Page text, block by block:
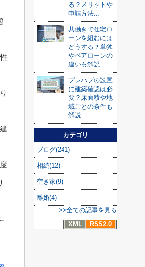
る？メリットや
申請方法...
共働きで住宅ロ
ーンを組むには
どうする？単独
やペアローンの
違いも解説
プレハブの設置
に建築確認は必
要？床面積や地
域ごとの条件も
解説
カテゴリ
ブログ(241)
相続(12)
空き家(9)
離婚(4)
>>全ての記事を見る
XML
RSS2.0